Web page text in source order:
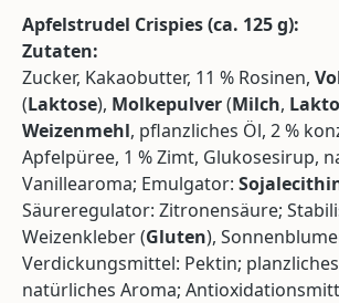
Apfelstrudel Crispies (ca. 125 g):
Zutaten:
Zucker, Kakaobutter, 11 % Rosinen,
(Laktose), Molkepulver(Milch,
Weizenmehl, pflanzliches Öl, 2 %
Apfelpüree, 1 % Zimt, Glukosesirup,
Vanillearoma; Emulgator:
Säureregulator: Zitronensäure;
Weizenkleber (Gluten),
Verdickungsmittel: Pektin; planzliches
natürliches Aroma;